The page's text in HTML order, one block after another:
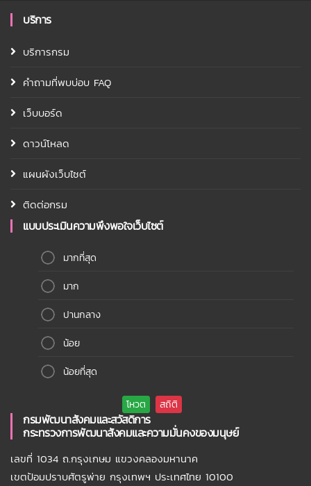
บริการ
บริการกรม
คำถามที่พบบ่อบ FAQ
เว็บบอร์ด
ดาวน์โหลด
แผนผังเว็บไซต์
ติดต่อกรม
แบบประเมินความพึงพอใจเว็บไซต์
มากที่สุด
มาก
ปานกลาง
น้อย
น้อยที่สุด
กรมพัฒนาสังคมและสวัสดิการ
กระทรวงการพัฒนาสังคมและความมั่นคงของมนุษย์
เลขที่ 1034 ถ.กรุงเกษม แขวงคลองมหานาค
เขตป้อมปราบศัตรูพ่าย กรุงเทพฯ ประเทศไทย 10100